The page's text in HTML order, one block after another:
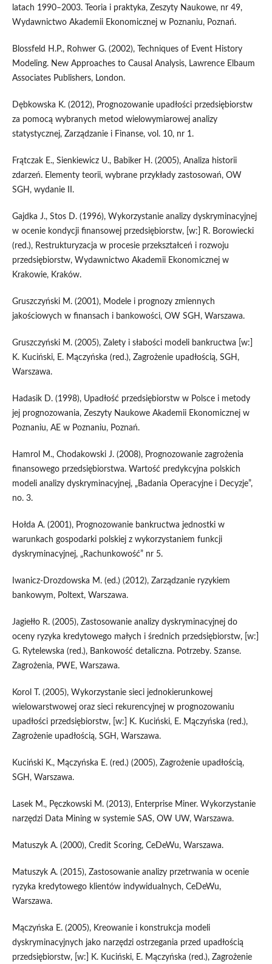
latach 1990–2003. Teoria i praktyka, Zeszyty Naukowe, nr 49,
Wydawnictwo Akademii Ekonomicznej w Poznaniu, Poznań.
Blossfeld H.P., Rohwer G. (2002), Techniques of Event History
Modeling. New Approaches to Causal Analysis, Lawrence Elbaum
Associates Publishers, London.
Dębkowska K. (2012), Prognozowanie upadłości przedsiębiorstw
za pomocą wybranych metod wielowymiarowej analizy
statystycznej, Zarządzanie i Finanse, vol. 10, nr 1.
Frątczak E., Sienkiewicz U., Babiker H. (2005), Analiza historii
zdarzeń. Elementy teorii, wybrane przykłady zastosowań, OW
SGH, wydanie II.
Gajdka J., Stos D. (1996), Wykorzystanie analizy dyskryminacyjnej
w ocenie kondycji finansowej przedsiębiorstw, [w:] R. Borowiecki
(red.), Restrukturyzacja w procesie przekształceń i rozwoju
przedsiębiorstw, Wydawnictwo Akademii Ekonomicznej w
Krakowie, Kraków.
Gruszczyński M. (2001), Modele i prognozy zmiennych
jakościowych w finansach i bankowości, OW SGH, Warszawa.
Gruszczyński M. (2005), Zalety i słabości modeli bankructwa [w:]
K. Kuciński, E. Mączyńska (red.), Zagrożenie upadłością, SGH,
Warszawa.
Hadasik D. (1998), Upadłość przedsiębiorstw w Polsce i metody
jej prognozowania, Zeszyty Naukowe Akademii Ekonomicznej w
Poznaniu, AE w Poznaniu, Poznań.
Hamrol M., Chodakowski J. (2008), Prognozowanie zagrożenia
finansowego przedsiębiorstwa. Wartość predykcyjna polskich
modeli analizy dyskryminacyjnej, „Badania Operacyjne i Decyzje”,
no. 3.
Hołda A. (2001), Prognozowanie bankructwa jednostki w
warunkach gospodarki polskiej z wykorzystaniem funkcji
dyskryminacyjnej, „Rachunkowość” nr 5.
Iwanicz-Drozdowska M. (ed.) (2012), Zarządzanie ryzykiem
bankowym, Poltext, Warszawa.
Jagiełło R. (2005), Zastosowanie analizy dyskryminacyjnej do
oceny ryzyka kredytowego małych i średnich przedsiębiorstw, [w:]
G. Rytelewska (red.), Bankowość detaliczna. Potrzeby. Szanse.
Zagrożenia, PWE, Warszawa.
Korol T. (2005), Wykorzystanie sieci jednokierunkowej
wielowarstwowej oraz sieci rekurencyjnej w prognozowaniu
upadłości przedsiębiorstw, [w:] K. Kuciński, E. Mączyńska (red.),
Zagrożenie upadłością, SGH, Warszawa.
Kuciński K., Mączyńska E. (red.) (2005), Zagrożenie upadłością,
SGH, Warszawa.
Lasek M., Pęczkowski M. (2013), Enterprise Miner. Wykorzystanie
narzędzi Data Mining w systemie SAS, OW UW, Warszawa.
Matuszyk A. (2000), Credit Scoring, CeDeWu, Warszawa.
Matuszyk A. (2015), Zastosowanie analizy przetrwania w ocenie
ryzyka kredytowego klientów indywidualnych, CeDeWu,
Warszawa.
Mączyńska E. (2005), Kreowanie i konstrukcja modeli
dyskryminacyjnych jako narzędzi ostrzegania przed upadłością
przedsiębiorstw, [w:] K. Kuciński, E. Mączyńska (red.), Zagrożenie